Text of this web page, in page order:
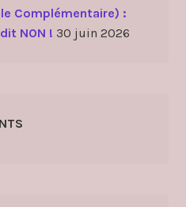
Complémentaire) :
NON ! 30 juin 2026